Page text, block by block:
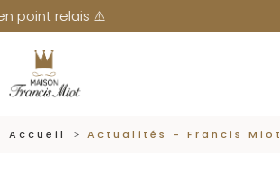
Accueil Actualités - Francis Miot